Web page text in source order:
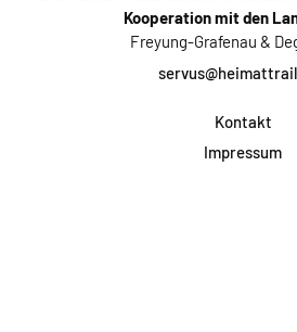
Kooperation mit den
Freyung-Grafenau &
Kontakt
Impressum